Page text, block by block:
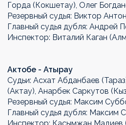
Горда (Кокшетау), Олег
Резервный судья: Виктор
Главный судья дубля: Андрей
Инспектор: Виталий Каган
Актобе - Атырау
Судьи: Асхат Абданбаев
(Актау), Анарбек Саркутов
Резервный судья: Максим
Главный судья дубля: Максим